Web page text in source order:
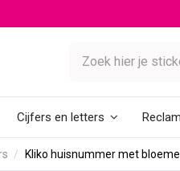
Cijfers en letters
Kliko huisnummer met